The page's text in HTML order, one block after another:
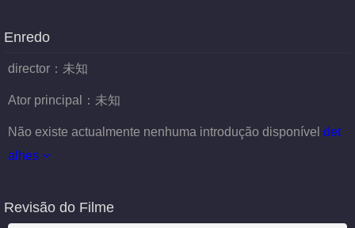
Enredo
director： 未知
Ator principal： 未知
Não existe actualmente nenhuma introdução disponível det
alhes
Revisão do Filme